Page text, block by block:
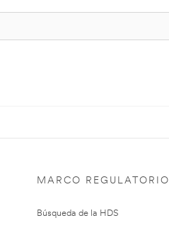
MARCO REGULATORIO
Búsqueda de la HDS